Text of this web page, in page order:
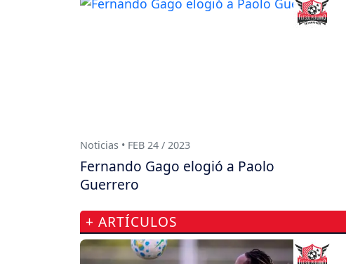
Noticias • FEB 24 / 2023
Fernando Gago elogió a Paolo
Guerrero
+ ARTÍCULOS